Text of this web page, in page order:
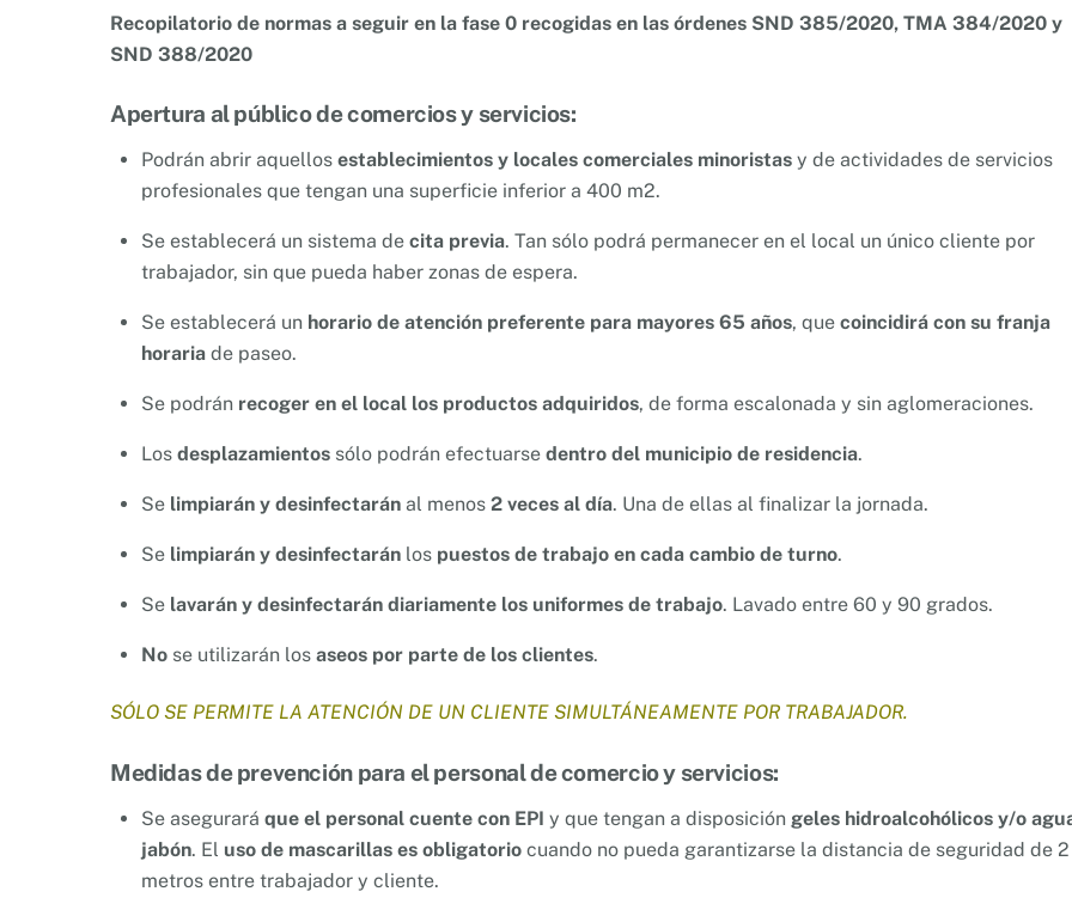
Recopilatorio de normas a seguir en la fase 0 recogidas en las órdenes SND 385/2020, TMA 384/2020 y
SND 388/2020
Apertura al público de comercios y servicios:
Podrán abrir aquellos establecimientos y locales comerciales minoristasy de actividades de servicios
profesionales que tengan una superficie inferior a 400 m2.
Se establecerá un sistema de cita previa. Tan sólo podrá permanecer en el local un único cliente por
trabajador, sin que pueda haber zonas de espera.
Se establecerá un horario de atención preferente para mayores 65 años, que coincidirá con su franja
horariade paseo.
Se podrán recoger en el local los productos adquiridos, de forma escalonada y sin aglomeraciones.
Los desplazamientossólo podrán efectuarse dentro del municipio de residencia.
Se limpiarán y desinfectaránal menos 2 veces al día. Una de ellas al finalizar la jornada.
Se limpiarán y desinfectaránlos puestos de trabajo en cada cambio de turno.
Se lavarán y desinfectarán diariamente los uniformes de trabajo. Lavado entre 60 y 90 grados.
Nose utilizarán los aseos por parte de los clientes.
SÓLO SE PERMITE LA ATENCIÓN DE UN CLIENTE SIMULTÁNEAMENTE POR TRABAJADOR.
Medidas de prevención para el personal de comercio y servicios:
Se asegurará que el personal cuente con EPI y que tengan a disposición geles hidroalcohólicos y/o
jabón. El uso de mascarillas es obligatoriocuando no pueda garantizarse la distancia de seguridad de 2
metros entre trabajador y cliente.